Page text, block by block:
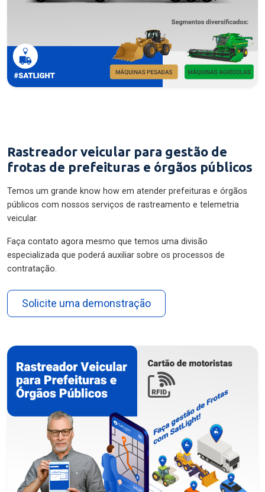
Rastreador veicular para gestão de
frotas de prefeituras e órgãos públicos
Temos um grande know how em atender prefeituras e órgãos
públicos com nossos serviços de rastreamento e telemetria
veicular.
Faça contato agora mesmo que temos uma divisão
especializada que poderá auxiliar sobre os processos de
contratação.
Solicite uma demonstração